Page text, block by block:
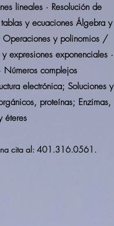
lineales · Resolución de
y ecuaciones Álgebra y
Operaciones y polinomios /
expresiones exponenciales ·
Números complejos
electrónica; Soluciones y
proteínas; Enzimas,
éteres
cita al: 401.316.0561.